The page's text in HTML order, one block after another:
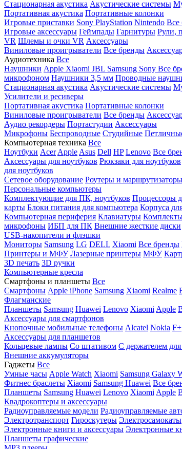
Стационарная акустика Акустические системы
Портативная акустика Портативные колонки
Игровые приставки Sony PlayStation Nintendo Все
Игровые аксессуары Геймпады Гарнитуры Рули,
VR Шлемы и очки VR Аксессуары
Виниловые проигрыватели Все бренды
Аудиотехника Все
Наушники Apple Xiaomi JBL Samsung Sony Все
микрофоном Наушники 3,5 мм Проводные
Стационарная акустика Акустические системы
Усилители и ресиверы
Портативная акустика Портативные колонки
Виниловые проигрыватели Все бренды
Аудио рекордеры Портастудии Аксессуары
Микрофоны Беспроводные Студийные
Компьютерная техника Все
Ноутбуки Acer Apple Asus Dell HP Lenovo Все
Аксессуары для ноутбуков Рюкзаки для ноутбуков
для ноутбуков
Сетевое оборудование Роутеры и маршрутизаторы
Персональные компьютеры
Комплектующие для ПК, ноутбуков Процессоры
карты Блоки питания для компьютера Корпуса
Компьютерная периферия Клавиатуры
микрофоны ИБП для ПК Внешние жесткие диски
USB-накопители и флэшки
Мониторы Samsung LG DELL Xiaomi Все бренды
Принтеры и МФУ Лазерные принтеры МФУ
3D печать 3D ручки
Компьютерные кресла
Смартфоны и планшеты Все
Смартфоны Apple iPhone Samsung Xiaomi Realme
Флагманские
Планшеты Samsung Huawei Lenovo Xiaomi Apple
Аксессуары для смартфонов
Кнопочные мобильные телефоны Alcatel Nokia F+
Аксессуары для планшетов
Кольцевые лампы Со штативом C держателем
Внешние аккумуляторы
Гаджеты Все
Умные часы Apple Watch Xiaomi Samsung Galaxy
Фитнес браслеты Xiaomi Samsung Huawei Все
Планшеты Samsung Huawei Lenovo Xiaomi Apple
Квадрокоптеры и аксессуары
Радиоуправляемые модели Радиоуправляемые
Электротранспорт Гироскутеры Электросамокаты
Электронные книги и аксессуары Электронные
Планшеты графические